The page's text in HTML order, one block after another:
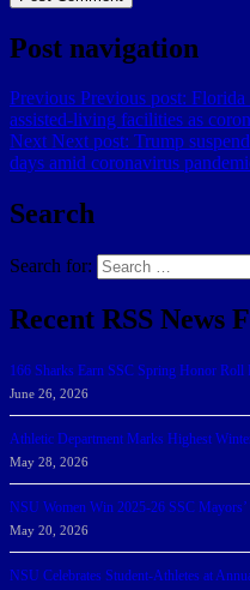
Post navigation
Previous Previous post: Florida
assisted-living facilities as
Next Next post: Trump
days amid coronavirus
Search
Search for:
Recent RSS News
166 Sharks Earn SSC Spring Honor Roll
June 26, 2026
Athletic Department Marks Highest
May 28, 2026
NSU Women Win 2025-26 SSC
May 20, 2026
NSU Celebrates Student-Athletes at